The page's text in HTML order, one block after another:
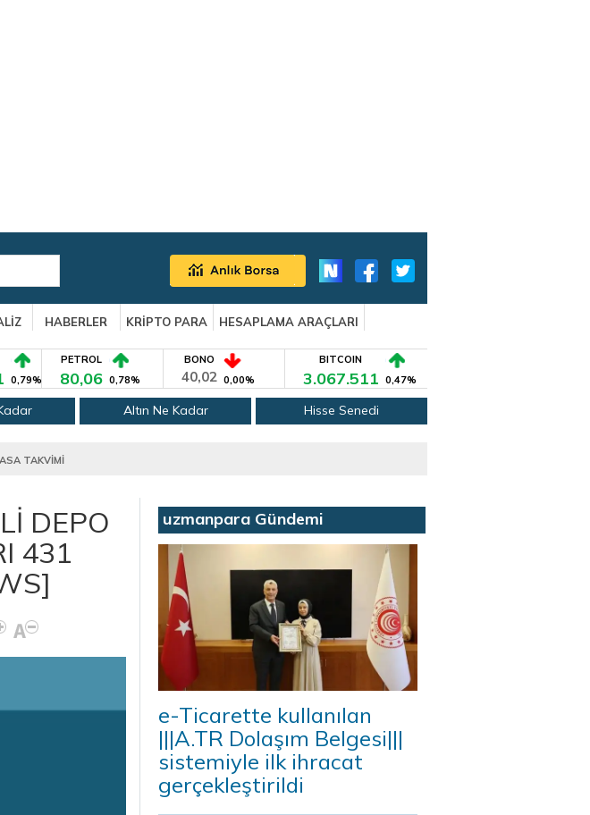
HABERLER KRİPTO PARA
HESAPLAMA ARAÇLARI
0,79%
PETROL
80,06 0,78%
BONO
40,02 0,00%
BITCOIN
3.067.511 0,47%
Altın Ne Kadar Hisse Senedi
TAKVİMİ
DEPO
431
uzmanpara Gündemi
e-Ticarette kullanılan
|||A.TR Dolaşım Belgesi|||
sistemiyle ilk ihracat
gerçekleştirildi